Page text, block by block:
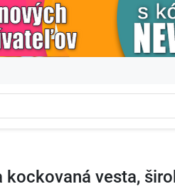
kockovaná vesta,